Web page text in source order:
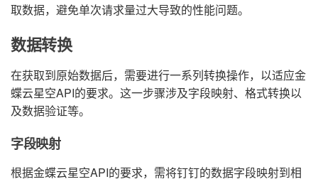
取数据，避免单次请求量过大导致的性能问题。
数据转换
在获取到原始数据后，需要进行一系列转换操作，以适应金
蝶云星空API的要求。这一步骤涉及字段映射、格式转换以
及数据验证等。
字段映射
根据金蝶云星空API的要求，需将钉钉的数据字段映射到相